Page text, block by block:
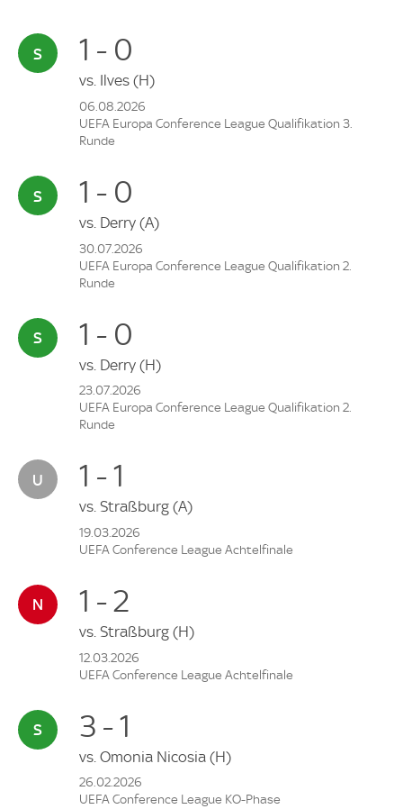
1 - 0
vs. Ilves (H)
06.08.2026
UEFA Europa Conference League Qualifikation 3.
Runde
1 - 0
vs. Derry (A)
30.07.2026
UEFA Europa Conference League Qualifikation 2.
Runde
1 - 0
vs. Derry (H)
23.07.2026
UEFA Europa Conference League Qualifikation 2.
Runde
1 - 1
vs. Straßburg (A)
19.03.2026
UEFA Conference League Achtelfinale
1 - 2
vs. Straßburg (H)
12.03.2026
UEFA Conference League Achtelfinale
3 - 1
vs. Omonia Nicosia (H)
26.02.2026
UEFA Conference League KO-Phase